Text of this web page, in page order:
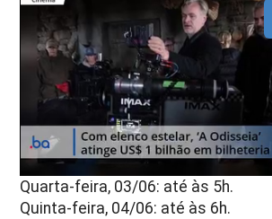
Quarta-feira, 03/06: até às 5h.
Quinta-feira, 04/06: até às 6h.